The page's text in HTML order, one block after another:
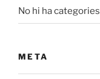
No hi ha categories
META